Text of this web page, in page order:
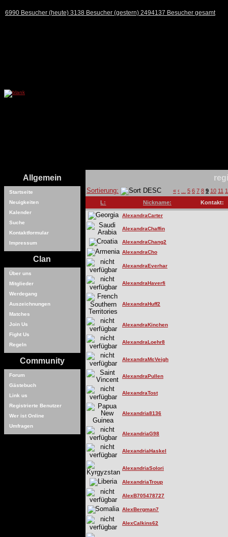
6990 Besucher (heute) 3138 Besucher (gestern) 2494137 Besucher gesamt
Allgemein
Startseite
Neuigkeiten
Kalender
Suche
Kontaktformular
Impressum
Clan
Über uns
Mitglieder
Werdegang
Auszeichnungen
Matches
Join Us
Fight Us
Regeln
Community
Forum
Gästebuch
Link us
Registrierte Benutzer
Wer ist Online
Umfragen
Sortierung: « ‹ 5 6 7 8 9 10 11
L:
Nickname: Kontakt:
AlexandraCarter
AlexandraChaffin
AlexandraChang2
AlexandraCho
AlexandraEverhar
AlexandraHaverfi
AlexandraHuff2
AlexandraKinchen
AlexandraLoehr8
AlexandraMcVeigh
AlexandraPullen
AlexandraTost
Alexandria8136
AlexandriaG98
AlexandriaHaskel
AlexandriaSolori
AlexandriaTroup
AlexB705478727
AlexBergman7
AlexCalkins62